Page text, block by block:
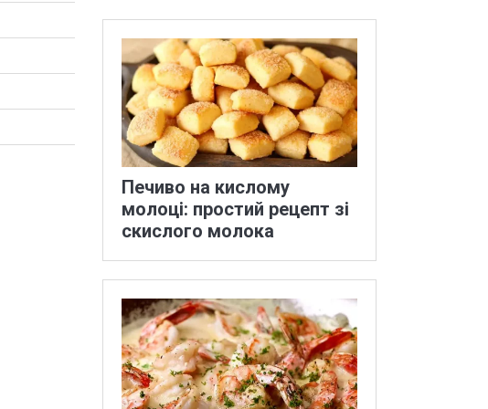
Печиво на кислому
молоці: простий рецепт зі
скислого молока